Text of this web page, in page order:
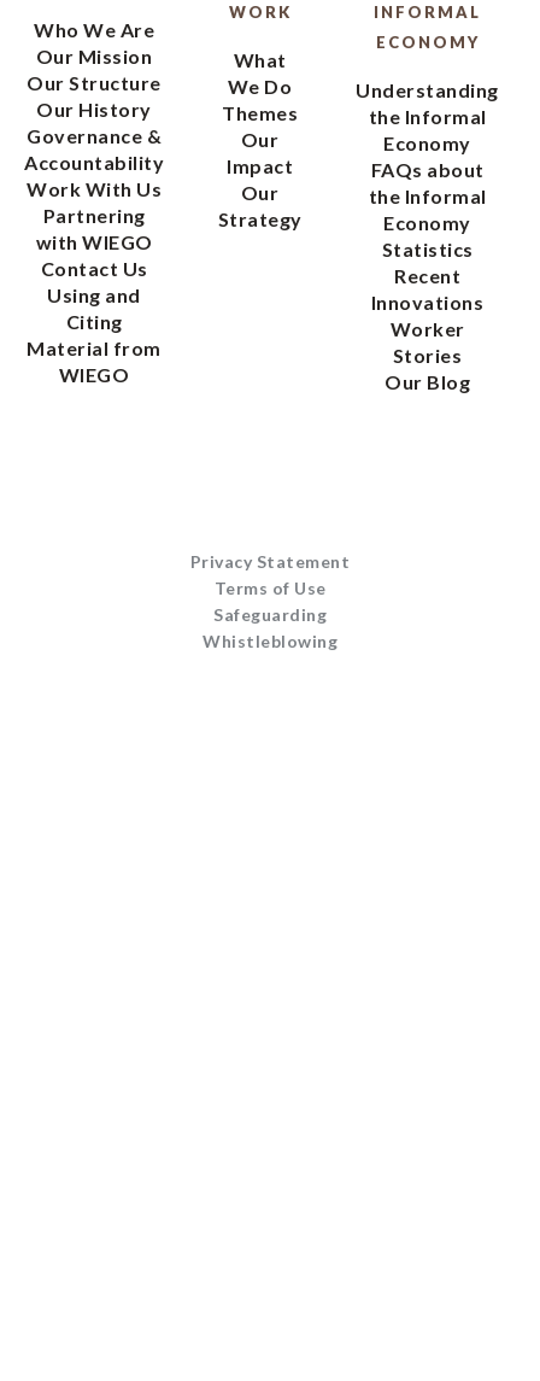
Who We Are
Our Mission
Our Structure
Our History
Governance &
Accountability
Work With Us
Partnering
with WIEGO
Contact Us
Using and
Citing
Material from
WIEGO
WORK
What
We Do
Themes
Our
Impact
Our
Strategy
INFORMAL
ECONOMY
Understanding
the Informal
Economy
FAQs about
the Informal
Economy
Statistics
Recent
Innovations
Worker
Stories
Our Blog
Privacy Statement
Terms of Use
Safeguarding
Whistleblowing